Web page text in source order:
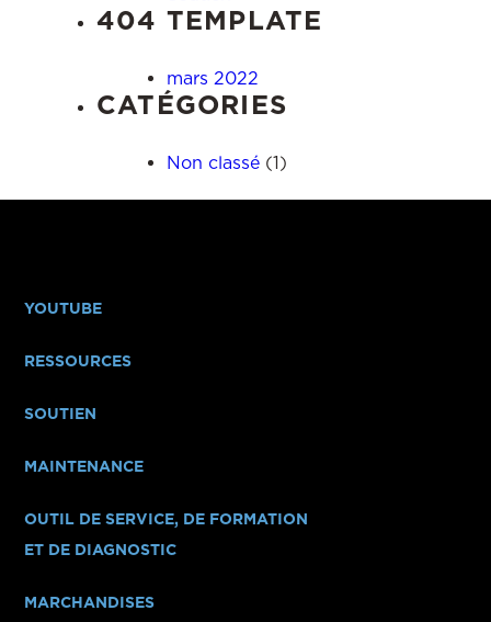
404 TEMPLATE
mars 2022
CATÉGORIES
Non classé (1)
YOUTUBE
RESSOURCES
SOUTIEN
MAINTENANCE
OUTIL DE SERVICE, DE FORMATION
ET DE DIAGNOSTIC
MARCHANDISES